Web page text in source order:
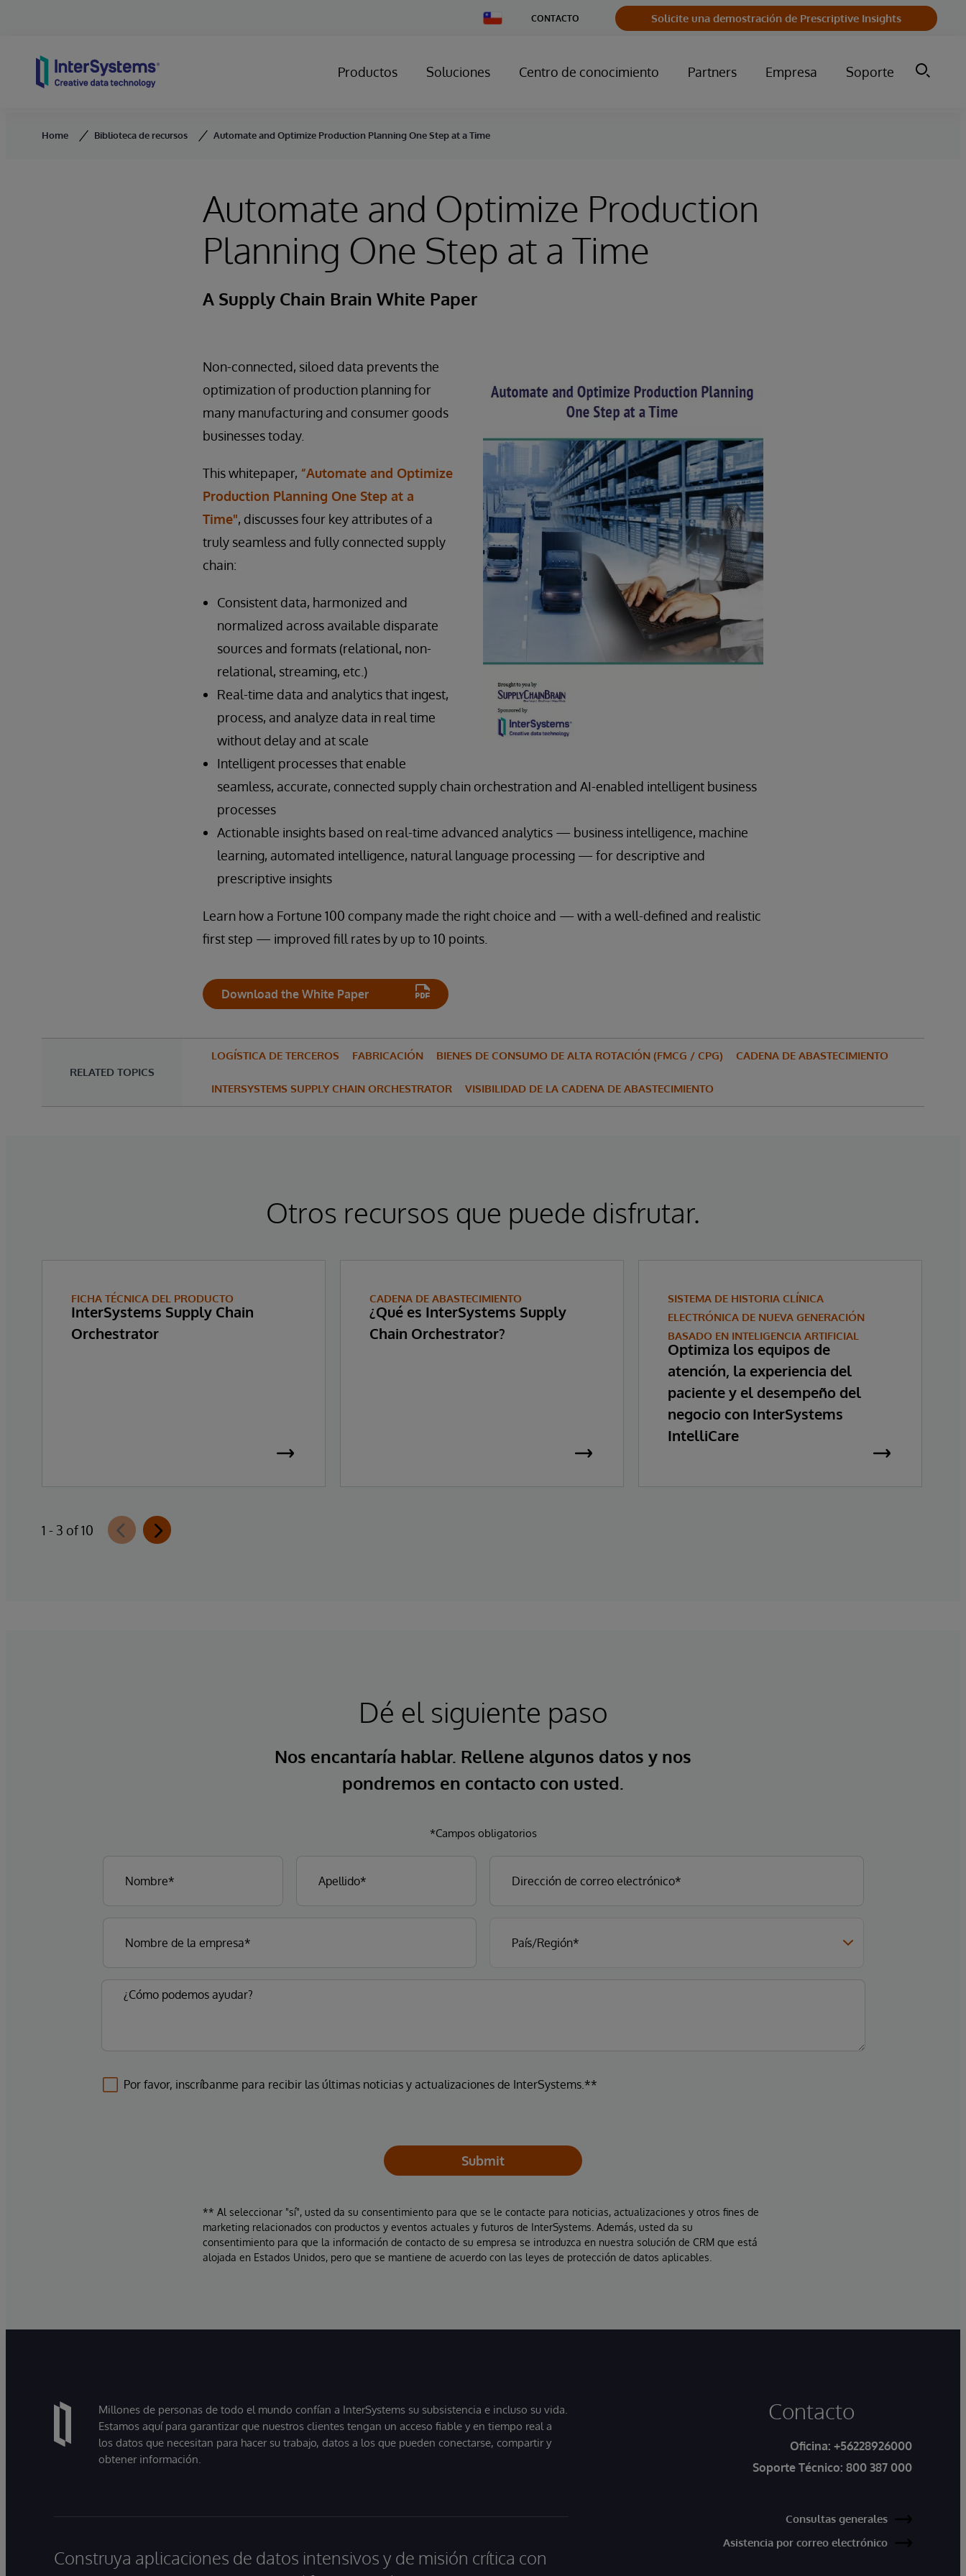
Change
Country
CONTACTO Solicite una demostración de Prescriptive Insights
Productos Soluciones Centro de conocimiento Partners Empresa Soporte
Home Biblioteca de recursos Automate and Optimize Production Planning One Step at a Time
Automate and Optimize Production
Planning One Step at a Time
A Supply Chain Brain White Paper
Non-connected, siloed data prevents the
optimization of production planning for
many manufacturing and consumer goods
businesses today.
This whitepaper, “Automate and Optimize
Production Planning One Step at a
Time", discusses four key attributes of a
truly seamless and fully connected supply
chain:
Consistent data, harmonized and
normalized across available disparate
sources and formats (relational, non-
relational, streaming, etc.)
Real-time data and analytics that ingest,
process, and analyze data in real time
without delay and at scale
Intelligent processes that enable
seamless, accurate, connected supply chain orchestration and AI-enabled intelligent business
processes
Actionable insights based on real-time advanced analytics — business intelligence, machine
learning, automated intelligence, natural language processing — for descriptive and
prescriptive insights
Learn how a Fortune 100 company made the right choice and — with a well-defined and realistic
first step — improved fill rates by up to 10 points.
Download the White Paper
RELATED TOPICS
LOGÍSTICA DE TERCEROS FABRICACIÓN BIENES DE CONSUMO DE ALTA ROTACIÓN (FMCG / CPG) CADENA DE ABASTECIMIENTO
INTERSYSTEMS SUPPLY CHAIN ORCHESTRATOR VISIBILIDAD DE LA CADENA DE ABASTECIMIENTO
Otros recursos que puede disfrutar.
FICHA TÉCNICA DEL PRODUCTO
InterSystems Supply Chain
Orchestrator
CADENA DE ABASTECIMIENTO
¿Qué es InterSystems Supply
Chain Orchestrator?
SISTEMA DE HISTORIA CLÍNICA
ELECTRÓNICA DE NUEVA GENERACIÓN
BASADO EN INTELIGENCIA ARTIFICIAL
Optimiza los equipos de
atención, la experiencia del
paciente y el desempeño del
negocio con InterSystems
IntelliCare
1 - 3 of 10
Dé el siguiente paso
Nos encantaría hablar. Rellene algunos datos y nos
pondremos en contacto con usted.
*Campos obligatorios
Por favor, inscríbanme para recibir las últimas noticias y actualizaciones de InterSystems.**
Submit
** Al seleccionar "sí", usted da su consentimiento para que se le contacte para noticias, actualizaciones y otros fines de
marketing relacionados con productos y eventos actuales y futuros de InterSystems. Además, usted da su
consentimiento para que la información de contacto de su empresa se introduzca en nuestra solución de CRM que está
alojada en Estados Unidos, pero que se mantiene de acuerdo con las leyes de protección de datos aplicables.
Millones de personas de todo el mundo confían a InterSystems su subsistencia e incluso su vida.
Estamos aquí para garantizar que nuestros clientes tengan un acceso fiable y en tiempo real a
los datos que necesitan para hacer su trabajo, datos a los que pueden conectarse, compartir y
obtener información.
Construya aplicaciones de datos intensivos y de misión crítica con
Contacto
Oficina: +56228926000
Soporte Técnico: 800 387 000
Consultas generales
Asistencia por correo electrónico